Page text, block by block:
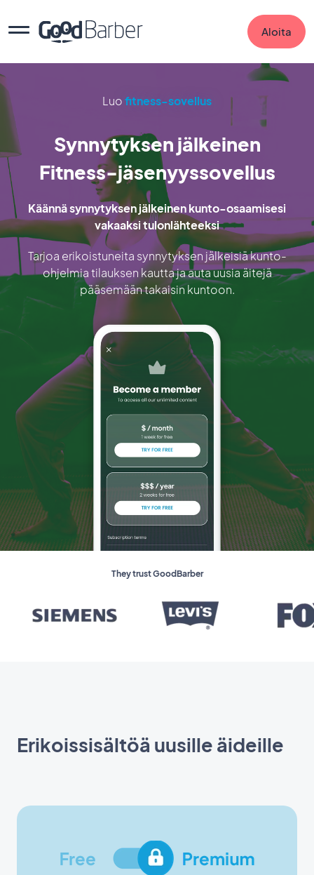
Aloita
Luofitness-sovellus
Synnytyksen jälkeinen
Fitness-jäsenyyssovellus
Käännä synnytyksen jälkeinen kunto-osaamisesi
vakaaksi tulonlähteeksi
Tarjoa erikoistuneita synnytyksen jälkeisiä kunto-
ohjelmia tilauksen kautta ja auta uusia äitejä
pääsemään takaisin kuntoon.
They trust GoodBarber
Erikoissisältöä uusille äideille